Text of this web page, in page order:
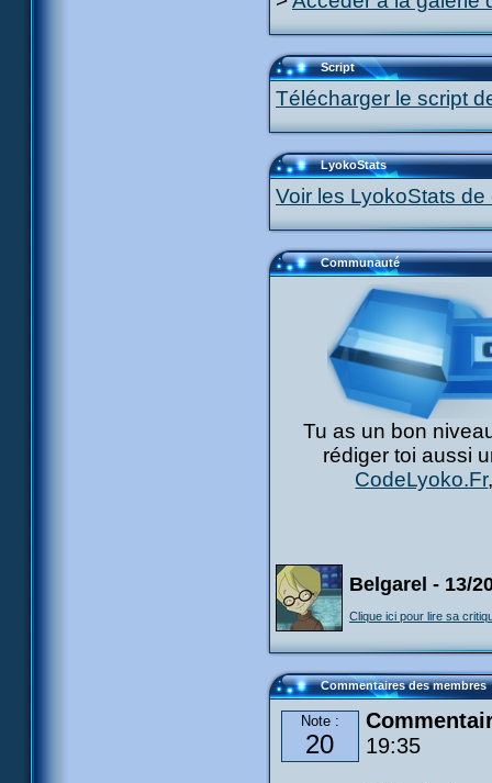
Script
Télécharger le script
LyokoStats
Voir les LyokoStats
Communauté
Tu as un bon
rédiger toi aussi
CodeLyoko.Fr
Belgarel - 13/
Clique ici pour lire sa
Commentaires des membres
Note :
20
19:35